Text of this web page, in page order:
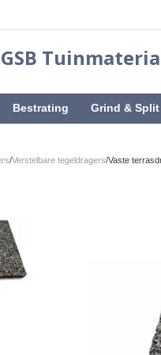
GSB
Bestrating Grind & Split
/Verstelbare tegeldragers/Vaste